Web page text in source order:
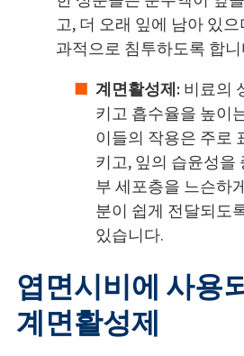
고, 더 오래 잎에 남아 있
과적으로 침투하도록 합니
계면활성제: 비료의
키고 흡수율을 높이
이들의 작용은 주로
키고, 잎의 습윤성을
부 세포층을 느슨하
분이 쉽게 전달되도
있습니다.
엽면시비에 사용
계면활성제